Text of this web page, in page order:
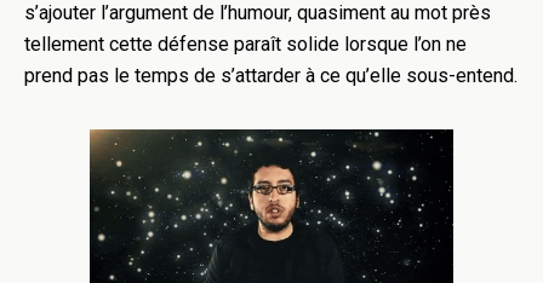
s’ajouter l’argument de l’humour, quasiment au mot près
tellement cette défense paraît solide lorsque l’on ne
prend pas le temps de s’attarder à ce qu’elle sous-entend.